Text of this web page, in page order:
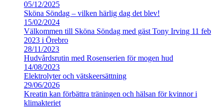
05/12/2025
Sköna Söndag – vilken härlig dag det blev!
15/02/2024
Välkommen till Sköna Söndag med gäst Tony Irving 11 feb
2023 i Örebro
28/11/2023
Hudvårdsrutin med Rosenserien för mogen hud
14/08/2023
Elektrolyter och vätskeersättning
29/06/2026
Kreatin kan förbättra träningen och hälsan för kvinnor i
klimakteriet